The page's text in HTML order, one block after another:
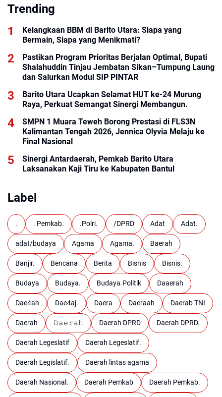
Trending
Kelangkaan BBM di Barito Utara: Siapa yang
Bermain, Siapa yang Menikmati?
Pastikan Program Prioritas Berjalan Optimal, Bupati
Shalahuddin Tinjau Jembatan Sikan–Tumpung Laung
dan Salurkan Modul SIP PINTAR
Barito Utara Ucapkan Selamat HUT ke-24 Murung
Raya, Perkuat Semangat Sinergi Membangun.
SMPN 1 Muara Teweh Borong Prestasi di FLS3N
Kalimantan Tengah 2026, Jennica Olyvia Melaju ke
Final Nasional
Sinergi Antardaerah, Pemkab Barito Utara
Laksanakan Kaji Tiru ke Kabupaten Bantul
Label
. . Pemkab. .Polri. /DPRD Adat Adat.
adat/budaya Agama Agama. Baerah
Banjir. Bencana Berita Bisnis Bisnis.
Budaya Budaya. Budaya.Politik Daaerah
Dae4ah Dae4aj. Daera Daeraah Daerab TNI
Daerah 𝙳𝚊𝚎𝚛𝚊𝚑 Daerah DPRD Daerah DPRD.
Daerah Legeslatif Daerah Legeslatif.
Daerah Legislatif. Daerah lintas agama
Daerah Nasional. Daerah Pemkab Daerah Pemkab.